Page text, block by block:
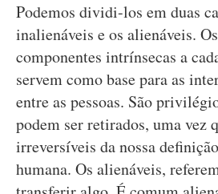
Podemos dividi-los em duas
inalienáveis e os alienáveis.
componentes intrínsecas a
servem como base para as
entre as pessoas. São
podem ser retirados, uma vez
irreversíveis da nossa
humana. Os alienáveis,